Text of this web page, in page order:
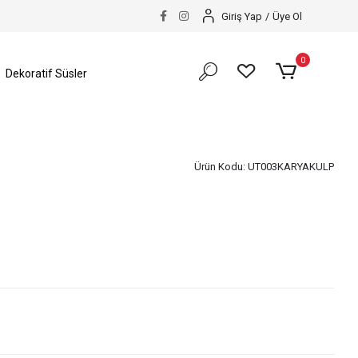
Giriş Yap / Üye Ol
Dekoratif Süsler
0
Ürün Kodu: UT003KARYAKULP